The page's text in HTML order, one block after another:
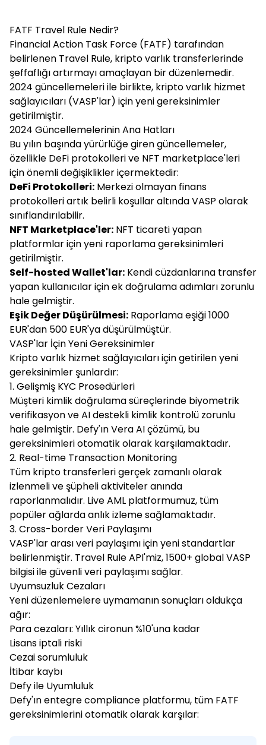
FATF Travel Rule Nedir?
Financial Action Task Force (FATF) tarafından
belirlenen Travel Rule, kripto varlık transferlerinde
şeffaflığı artırmayı amaçlayan bir düzenlemedir.
2024 güncellemeleri ile birlikte, kripto varlık hizmet
sağlayıcıları (VASP'lar) için yeni gereksinimler
getirilmiştir.
2024 Güncellemelerinin Ana Hatları
Bu yılın başında yürürlüğe giren güncellemeler,
özellikle DeFi protokolleri ve NFT marketplace'leri
için önemli değişiklikler içermektedir:
DeFi Protokolleri: Merkezi olmayan finans
protokolleri artık belirli koşullar altında VASP olarak
sınıflandırılabilir.
NFT Marketplace'ler: NFT ticareti yapan
platformlar için yeni raporlama gereksinimleri
getirilmiştir.
Self-hosted Wallet'lar: Kendi cüzdanlarına transfer
yapan kullanıcılar için ek doğrulama adımları zorunlu
hale gelmiştir.
Eşik Değer Düşürülmesi: Raporlama eşiği 1000
EUR'dan 500 EUR'ya düşürülmüştür.
VASP'lar İçin Yeni Gereksinimler
Kripto varlık hizmet sağlayıcıları için getirilen yeni
gereksinimler şunlardır:
1. Gelişmiş KYC Prosedürleri
Müşteri kimlik doğrulama süreçlerinde biyometrik
verifikasyon ve AI destekli kimlik kontrolü zorunlu
hale gelmiştir. Defy'ın Vera AI çözümü, bu
gereksinimleri otomatik olarak karşılamaktadır.
2. Real-time Transaction Monitoring
Tüm kripto transferleri gerçek zamanlı olarak
izlenmeli ve şüpheli aktiviteler anında
raporlanmalıdır. Live AML platformumuz, tüm
popüler ağlarda anlık izleme sağlamaktadır.
3. Cross-border Veri Paylaşımı
VASP'lar arası veri paylaşımı için yeni standartlar
belirlenmiştir. Travel Rule API'miz, 1500+ global VASP
bilgisi ile güvenli veri paylaşımı sağlar.
Uyumsuzluk Cezaları
Yeni düzenlemelere uymamanın sonuçları oldukça
ağır:
Para cezaları: Yıllık cironun %10'una kadar
Lisans iptali riski
Cezai sorumluluk
İtibar kaybı
Defy ile Uyumluluk
Defy'ın entegre compliance platformu, tüm FATF
gereksinimlerini otomatik olarak karşılar: